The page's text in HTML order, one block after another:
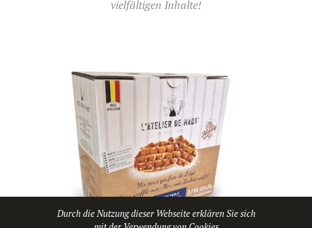
UNSERE PRODUKTE
Waffeleisen
Zutaten
UNSERE REZEPTE
FORMATIONEN
F.A.Q.
KONTAKT UND ANGEBOT
vielfältigen Inhalte!
Durch die Nutzung dieser Webseite erklären Sie sich